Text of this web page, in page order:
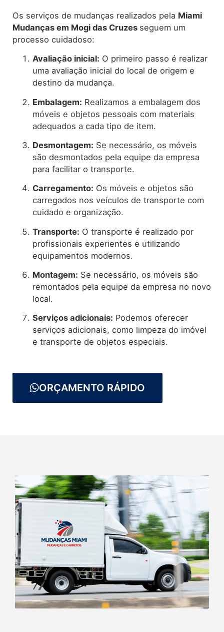
Os serviços de mudanças realizados pela Miami
Mudanças em Mogi das Cruzes seguem um
processo cuidadoso:
Avaliação inicial: O primeiro passo é realizar
uma avaliação inicial do local de origem e
destino da mudança.
Embalagem: Realizamos a embalagem dos
móveis e objetos pessoais com materiais
adequados a cada tipo de item.
Desmontagem: Se necessário, os móveis
são desmontados pela equipe da empresa
para facilitar o transporte.
Carregamento: Os móveis e objetos são
carregados nos veículos de transporte com
cuidado e organização.
Transporte: O transporte é realizado por
profissionais experientes e utilizando
equipamentos modernos.
Montagem: Se necessário, os móveis são
remontados pela equipe da empresa no novo
local.
Serviços adicionais: Podemos oferecer
serviços adicionais, como limpeza do imóvel
e transporte de objetos especiais.
ORÇAMENTO RÁPIDO